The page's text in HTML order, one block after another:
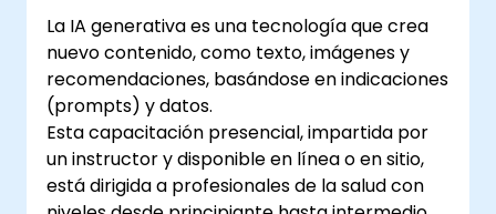
La IA generativa es una tecnología que crea
nuevo contenido, como texto, imágenes y
recomendaciones, basándose en indicaciones
(prompts) y datos.
Esta capacitación presencial, impartida por
un instructor y disponible en línea o en sitio,
está dirigida a profesionales de la salud con